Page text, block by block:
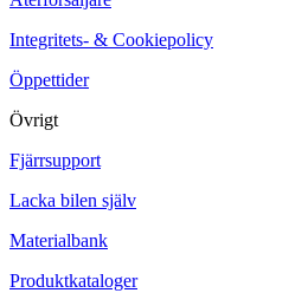
Integritets- & Cookiepolicy
Öppettider
Övrigt
Fjärrsupport
Lacka bilen själv
Materialbank
Produktkataloger